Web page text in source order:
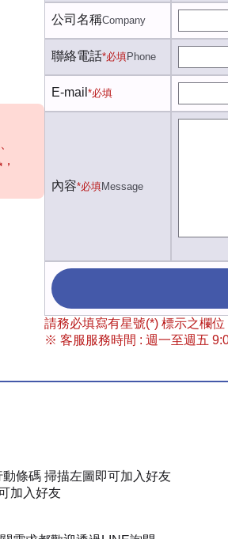
公司名稱Company
聯絡電話*必填Phone
E-mail *必填
內容*必填Message
請務必填寫有星號(*) 標示之欄
※ 客服服務時間 : 週一至週五
條碼 掃描左圖即可加入好友
加入好友